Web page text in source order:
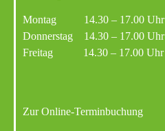
Montag 14.30 – 17.00 Uhr
Donnerstag 14.30 – 17.00 Uhr
Freitag 14.30 – 17.00 Uhr
Zur Online-Terminbuchung